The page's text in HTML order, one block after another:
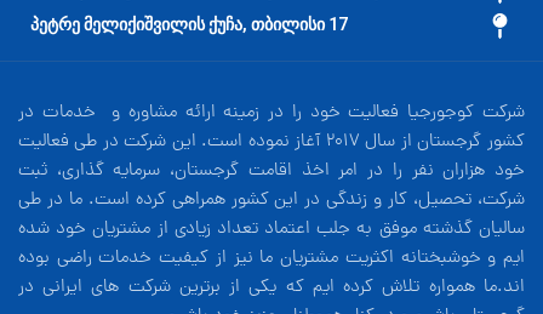
17 პეტრე მელიქიშვილის ქუჩა, თბილისი
شرکت کوجورجیا فعالیت خود را در زمینه ارائه مشاوره و خدمات در
کشور گرجستان از سال 2017 آغاز نموده است. این شرکت در طی فعالیت
خود هزاران نفر را در امر اخذ اقامت گرجستان، سرمایه گذاری، ثبت
شرکت، تحصیل، کار و زندگی در این کشور همراهی کرده است. ما در طی
سالیان گذشته موفق به جلب اعتماد تعداد زیادی از مشتریان خود شده
ایم و خوشبختانه اکثریت مشتریان ما نیز از کیفیت خدمات راضی بوده
اند.ما همواره تلاش کرده ایم که یکی از برترین شرکت های ایرانی در